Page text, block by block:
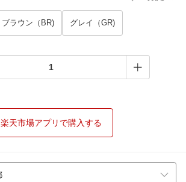
ブラウン（BR) グレイ（GR)
楽天市場アプリで購入する